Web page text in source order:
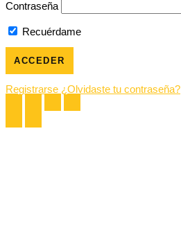
Contraseña
Recuérdame
Registrarse ¿Olvidaste tu contraseña?